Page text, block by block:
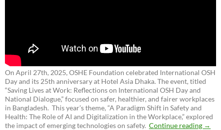
On April 27th, 2025, OSHE Foundation celebrated International OSH
Day and its 25th anniversary at Hotel Asia Dhaka. The event, titled
“Saving Lives at Work: Reflections on International OSH Day and
National Dialogue,”focused on safer, healthier, and fairer workplaces
in Bangladesh. This year’s theme, “A Paradigm Shift in Safety and
Health: The Role of AI and Digitalization in the Workplace,” explored
the impact of emerging technologies on safety. Continue reading →